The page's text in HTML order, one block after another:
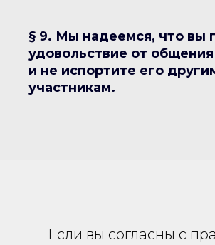
§ 9. Мы надеемся, что вы
удовольствие от общения
и не испортите его
участникам.
Если вы согласны с